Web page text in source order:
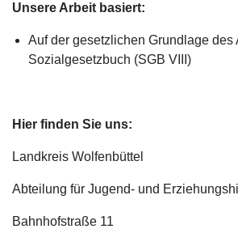
Unsere Arbeit basiert:
Auf der gesetzlichen Grundlage des
Sozialgesetzbuch (SGB VIII)
Hier finden Sie uns:
Landkreis Wolfenbüttel
Abteilung für Jugend- und
Bahnhofstraße 11